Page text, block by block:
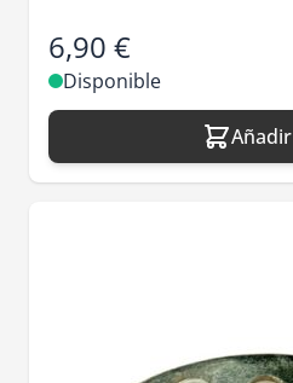
6,90 €
Disponible
Añadir